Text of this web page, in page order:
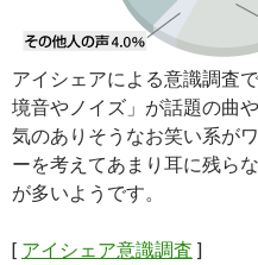
アイシェアによる意識調査
境音やノイズ」が話題の曲
気のありそうなお笑い系が
ーを考えてあまり耳に残ら
が多いようです。
[ アイシェア意識調査 ]